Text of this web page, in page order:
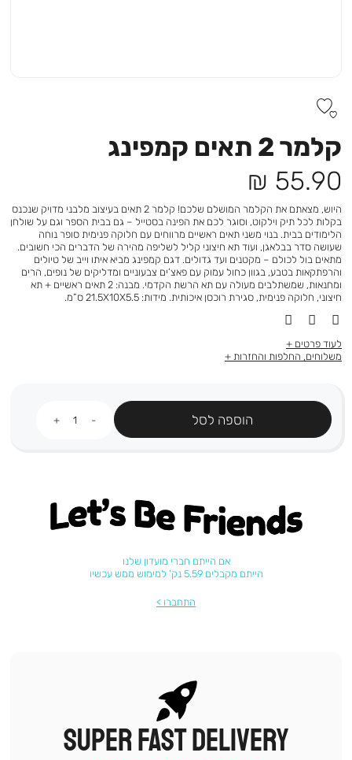
קלמר 2 תאים קמפינג
מחיר
מוצר
55.90 ₪
היוש, מצאתם את הקלמר המושלם שלכם! קלמר 2 תאים בעיצוב מלבני מדויק שנכנס
בקלות לכל תיק וילקוט, וסוגר לכם את הפינה בסטייל – גם בבית הספר וגם על שולחן
הלימודים בבית. בנוי משני תאים ראשיים מרווחים עם חלוקה פנימית סופר נוחה
שעושה סדר בבלאגן, ועוד תא חיצוני קליל לשליפה מהירה של הדברים הכי חשובים.
מתאים בול לכולם – מקטנים ועד גדולים. דגם קמפינג מביא איתו וייב של טיולים
והרפתקאות בטבע, בגוון כחול עמוק עם פאצ’ים צבעוניים ומדליקים של נופים, הרים
ומחנאות, שמשתלבים מעולה עם תא הרשת הקדמי. מבנה: 2 תאים ראשיים + תא
חיצוני, חלוקה פנימית, סגירת רוכסן איכותית. מידות: 21.5X10X5.5 ס”מ.
לעוד פרטים
משלוחים, החלפות והחזרות
הוספה לסל
Let's be friends
אם הייתם חברי מועדון שלנו
הייתם מקבלים 5.59 נק' למימוש ממש עכשיו
התחברו
|
תומכי
SUPER FAST DELIVERY